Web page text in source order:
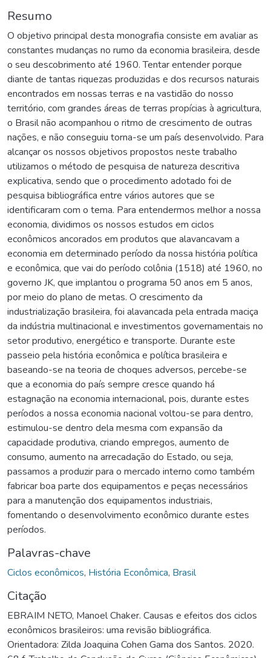
Resumo
O objetivo principal desta monografia consiste em avaliar as
constantes mudanças no rumo da economia brasileira, desde
o seu descobrimento até 1960. Tentar entender porque
diante de tantas riquezas produzidas e dos recursos naturais
encontrados em nossas terras e na vastidão do nosso
território, com grandes áreas de terras propícias à agricultura,
o Brasil não acompanhou o ritmo de crescimento de outras
nações, e não conseguiu torna-se um país desenvolvido. Para
alcançar os nossos objetivos propostos neste trabalho
utilizamos o método de pesquisa de natureza descritiva
explicativa, sendo que o procedimento adotado foi de
pesquisa bibliográfica entre vários autores que se
identificaram com o tema. Para entendermos melhor a nossa
economia, dividimos os nossos estudos em ciclos
econômicos ancorados em produtos que alavancavam a
economia em determinado período da nossa história política
e econômica, que vai do período colônia (1518) até 1960, no
governo JK, que implantou o programa 50 anos em 5 anos,
por meio do plano de metas. O crescimento da
industrialização brasileira, foi alavancada pela entrada maciça
da indústria multinacional e investimentos governamentais no
setor produtivo, energético e transporte. Durante este
passeio pela história econômica e política brasileira e
baseando-se na teoria de choques adversos, percebe-se
que a economia do país sempre cresce quando há
estagnação na economia internacional, pois, durante estes
períodos a nossa economia nacional voltou-se para dentro,
estimulou-se dentro dela mesma com expansão da
capacidade produtiva, criando empregos, aumento de
consumo, aumento na arrecadação do Estado, ou seja,
passamos a produzir para o mercado interno como também
fabricar boa parte dos equipamentos e peças necessários
para a manutenção dos equipamentos industriais,
fomentando o desenvolvimento econômico durante estes
períodos.
Palavras-chave
Ciclos econômicos, História Econômica, Brasil
Citação
EBRAIM NETO, Manoel Chaker. Causas e efeitos dos ciclos
econômicos brasileiros: uma revisão bibliográfica.
Orientadora: Zilda Joaquina Cohen Gama dos Santos. 2020.